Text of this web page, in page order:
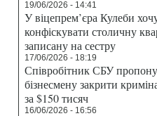
19/06/2026 - 14:41
У віцепрем’єра Кулеби
конфіскувати столичну
записану на сестру
17/06/2026 - 18:19
Співробітник СБУ
бізнесмену закрити
за $150 тисяч
16/06/2026 - 16:56